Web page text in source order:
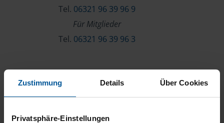
Zustimmung Details Über Cookies
Privatsphäre-Einstellungen
Tel. 06321 96 39 96 9
Für Mitglieder
Tel. 06321 96 39 96 3
Über die VLH
Beratersuche